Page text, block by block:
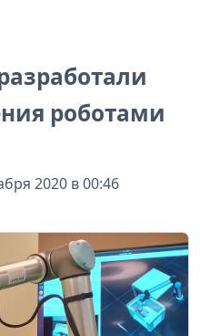
роботами
2020 в 00:46